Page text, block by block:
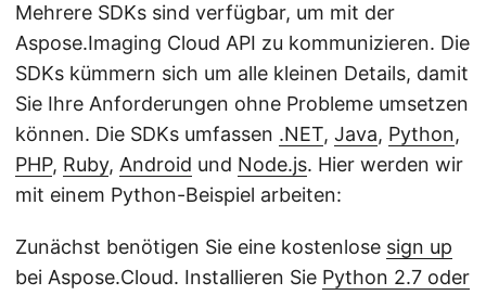
Mehrere SDKs sind verfügbar, um mit der
Aspose.Imaging Cloud API zu kommunizieren. Die
SDKs kümmern sich um alle kleinen Details, damit
Sie Ihre Anforderungen ohne Probleme umsetzen
können. Die SDKs umfassen .NET, Java, Python,
PHP, Ruby, Android und Node.js. Hier werden wir
mit einem Python-Beispiel arbeiten:
Zunächst benötigen Sie eine kostenlose sign up
bei Aspose.Cloud. Installieren Sie Python 2.7 oder